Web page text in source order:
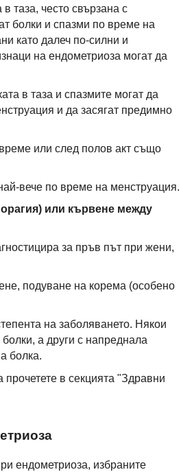
таза, често свързана с
болки и спазми по време на
като далеч по-силни и
на ендометриоза могат да
в таза и спазмите могат да
и да засягат предимно
или след полов акт също
вече по време на менструация.
или кървене между
за пръв път при жени,
подуване на корема (особено
на заболяването. Някои
а други с напреднала
болка.
в секцията "Здравни
ендометриоза, избраните